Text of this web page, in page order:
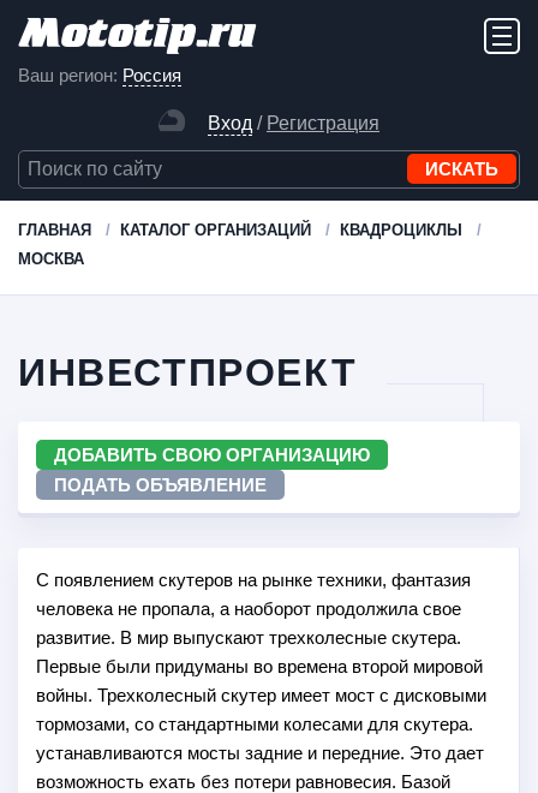
Ваш регион: Россия
Вход / Регистрация
ГЛАВНАЯ КАТАЛОГ ОРГАНИЗАЦИЙ
КВАДРОЦИКЛЫ
МОСКВА
ИНВЕСТПРОЕКТ
ДОБАВИТЬ СВОЮ ОРГАНИЗАЦИЮ
ПОДАТЬ ОБЪЯВЛЕНИЕ
С появлением скутеров на рынке техники, фантазия
человека не пропала, а наоборот продолжила свое
развитие. В мир выпускают трехколесные скутера.
Первые были придуманы во времена второй мировой
войны. Трехколесный скутер имеет мост с дисковыми
тормозами, со стандартными колесами для скутера.
устанавливаются мосты задние и передние. Это дает
возможность ехать без потери равновесия. Базой